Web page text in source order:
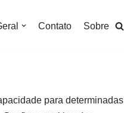
Contato Sobre
para determinadas